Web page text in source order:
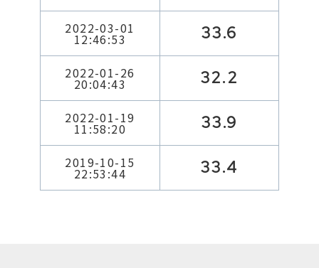
2022-03-01
12:46:53 33.6
2022-01-26
20:04:43 32.2
2022-01-19
11:58:20 33.9
2019-10-15
22:53:44 33.4